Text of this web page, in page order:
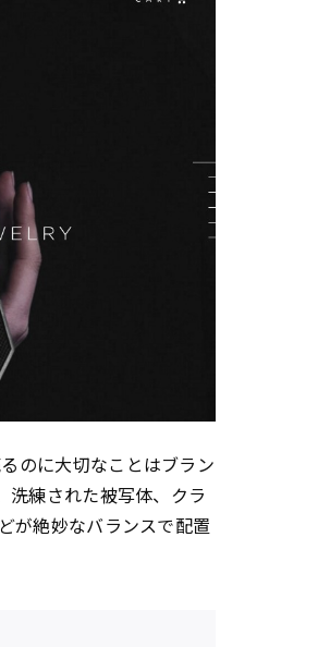
のに大切なことはブラン
洗練された被写体、クラ
が絶妙なバランスで配置